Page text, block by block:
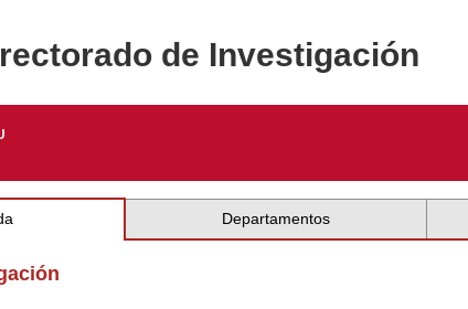
de Investigación
Departamentos